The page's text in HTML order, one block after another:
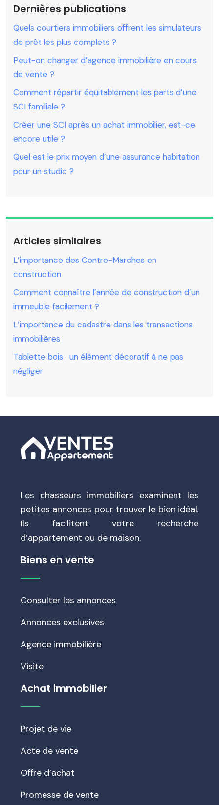
Dernières publications
Quels courtiers immobiliers offrent les simulateurs
de prêt les plus complets ?
Peut-on changer d’agence immobilière en cours
de vente ?
Comment répartir équitablement les parts d’une
SCI familiale ?
Créer une SCI après un achat immobilier, est-ce
encore utile ?
Quel est le prix moyen d’une assurance habitation
pour un studio ?
Articles similaires
L’importance des Contre-Marches en
construction
Comment connaître l’année de construction d’un
immeuble facilement ?
L’importance du cadastre dans les transactions
immobilières
Tablette bois : un élément décoratif à ne pas
négliger
Les chasseurs immobiliers examinent les
petites annonces pour trouver le bien idéal.
Ils facilitent votre recherche
d’appartement ou de maison.
Biens en vente
Consulter les annonces
Annonces exclusives
Agence immobilière
Visite
Achat immobilier
Projet de vie
Acte de vente
Offre d’achat
Promesse de vente